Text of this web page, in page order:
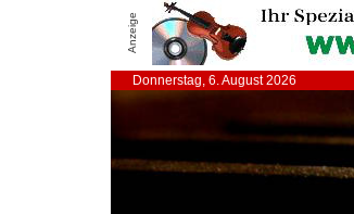
Anzeige
Donnerstag, 6. August 2026